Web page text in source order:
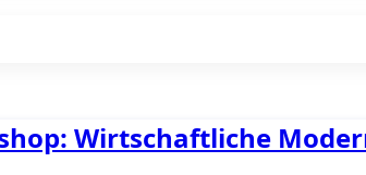
Wirtschaftliche